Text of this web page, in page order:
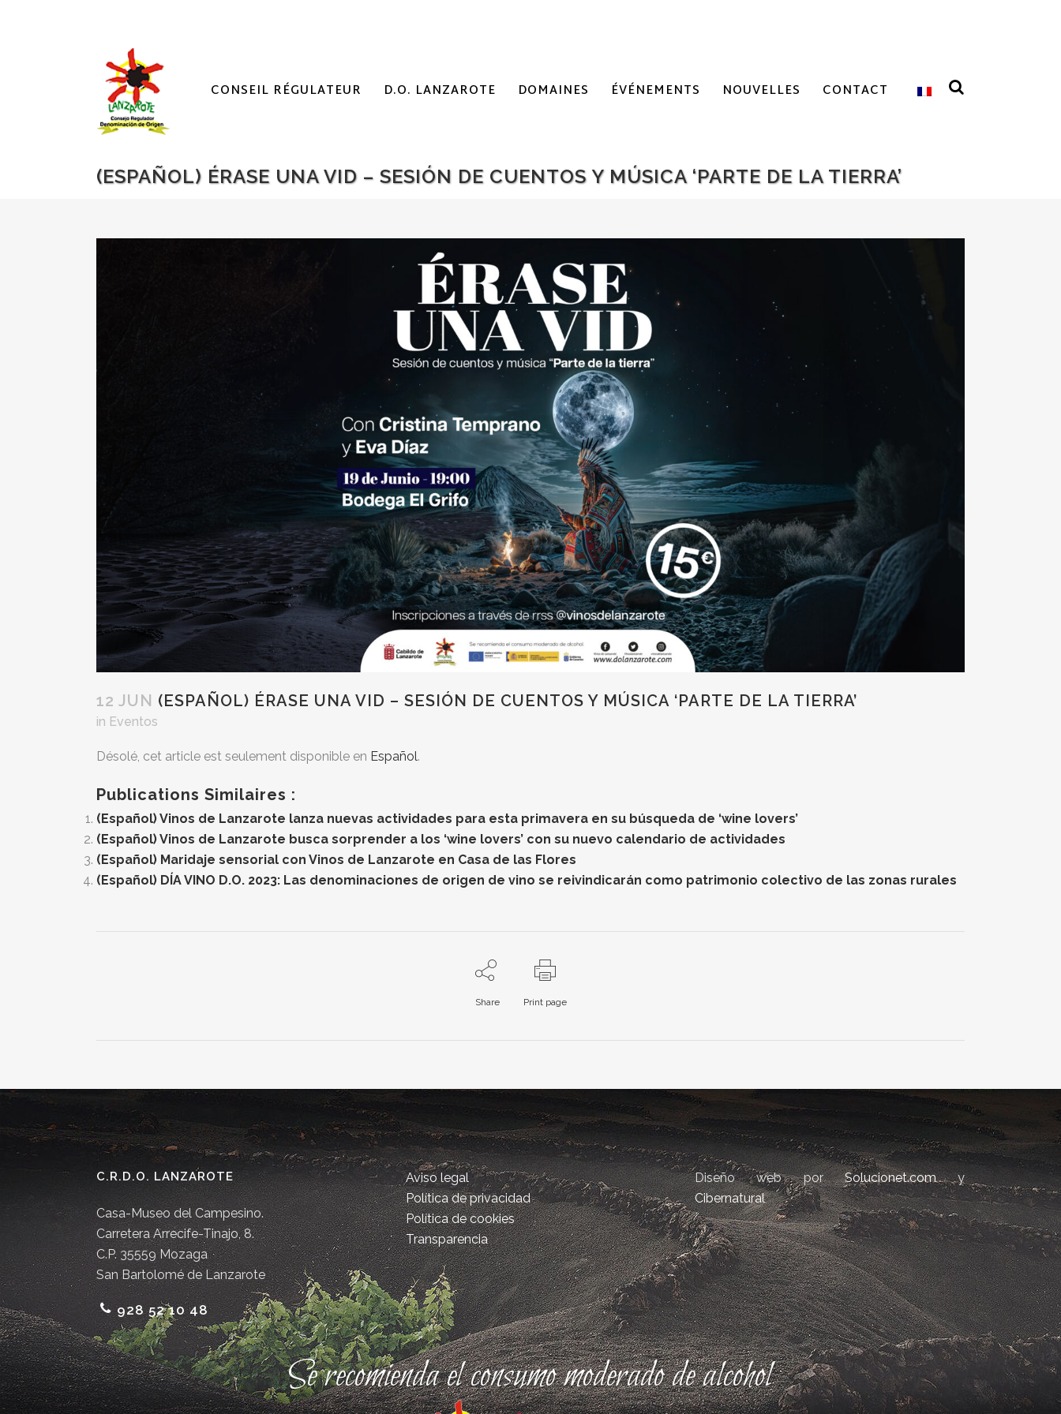
CONSEIL RÉGULATEUR D.O. LANZAROTE DOMAINES ÉVÉNEMENTS NOUVELLES CONTACT
(ESPAÑOL) ÉRASE UNA VID – SESIÓN DE CUENTOS Y MÚSICA ‘PARTE DE LA TIERRA’
12 JUN (ESPAÑOL) ÉRASE UNA VID – SESIÓN DE CUENTOS Y MÚSICA ‘PARTE DE LA TIERRA’
in Eventos
Désolé, cet article est seulement disponible en Español.
Publications Similaires :
(Español) Vinos de Lanzarote lanza nuevas actividades para esta primavera en su búsqueda de ‘wine lovers’
(Español) Vinos de Lanzarote busca sorprender a los ‘wine lovers’ con su nuevo calendario de actividades
(Español) Maridaje sensorial con Vinos de Lanzarote en Casa de las Flores
(Español) DÍA VINO D.O. 2023: Las denominaciones de origen de vino se reivindicarán como patrimonio colectivo de las zonas rurales
Share Print page
C.R.D.O. LANZAROTE
Casa-Museo del Campesino.
Carretera Arrecife-Tinajo, 8.
C.P. 35559 Mozaga
San Bartolomé de Lanzarote
928 52 10 48
Aviso legal
Política de privacidad
Política de cookies
Transparencia
Diseño web porSolucionet.comy
Cibernatural
Se recomienda el consumo moderado de alcohol